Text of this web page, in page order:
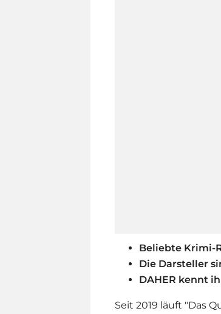
Beliebte Krimi-
Die Darsteller
DAHER kennt
Seit 2019 läuft "Das